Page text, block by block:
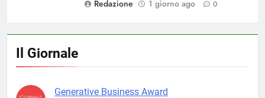
Redazione
1 giorno ago 0
Il Giornale
Generative Business Award